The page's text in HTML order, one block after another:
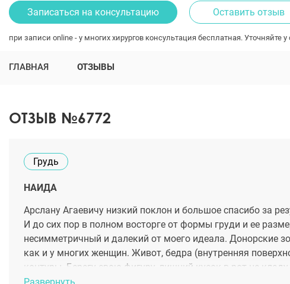
Записаться на консультацию Оставить отзыв
при записи online - у многих хирургов консультация бесплатная. Уточняйте у
ГЛАВНАЯ ОТЗЫВЫ
ОТЗЫВ №6772
Грудь
НАИДА
Арслану Агаевичу низкий поклон и большое спасибо за
И до сих пор в полном восторге от формы груди и ее
несимметричный и далекий от моего идеала. Донорские
как и у многих женщин. Живот, бедра (внутренняя
контуры. Берегу свою фигуру, лишний кусок в рот не
ходить. Очень довольна своим телом. В этом Арслана